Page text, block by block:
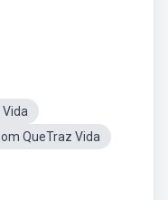
Vida
QueTraz Vida